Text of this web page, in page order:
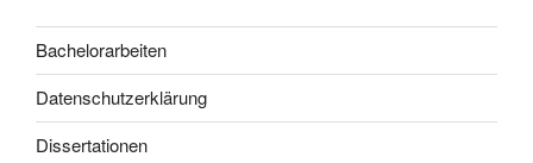
Bachelorarbeiten
Datenschutzerklärung
Dissertationen